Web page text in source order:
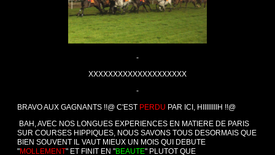
-
XXXXXXXXXXXXXXXXXXXX
-
BRAVO AUX GAGNANTS !!@ C'EST PERDU PAR ICI, HIIIIIIIIH !!@
BAH, AVEC NOS LONGUES EXPERIENCES EN MATIERE DE PARIS
SUR COURSES HIPPIQUES, NOUS SAVONS TOUS DESORMAIS QUE
BIEN SOUVENT IL VAUT MIEUX UN MOIS QUI DEBUTE
"MOLLEMENT" ET FINIT EN "BEAUTE" PLUTOT QUE